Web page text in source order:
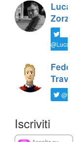
Luca
Zorzi
Iscriviti